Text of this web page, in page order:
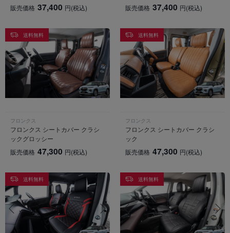
販売価格 37,400 円(税込)
販売価格 37,400 円(税込)
送料無料
フロンクス
フロンクス シートカバー クラシ
ックグロッシー
販売価格 47,300 円(税込)
送料無料
フロンクス
フロンクス シートカバー クラシ
ック
販売価格 47,300 円(税込)
送料無料 送料無料